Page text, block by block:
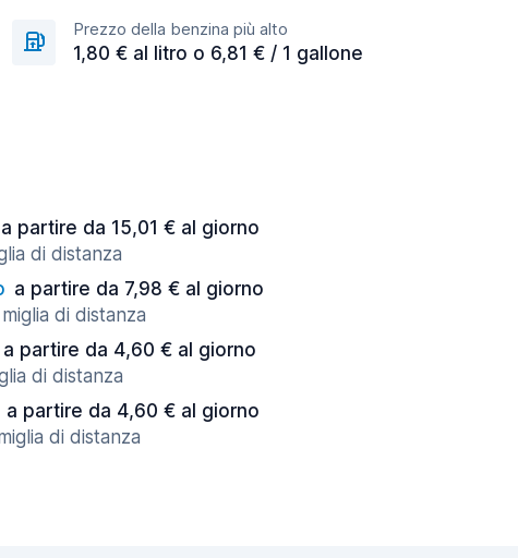
Prezzo della benzina più alto
1,80 € al litro o 6,81 € / 1 gallone
a partire da 15,01 € al giorno
di distanza
a partire da 7,98 € al giorno
di distanza
a partire da 4,60 € al giorno
di distanza
a partire da 4,60 € al giorno
di distanza